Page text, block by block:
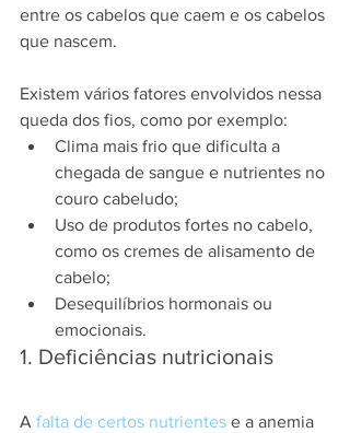
entre os cabelos que caem e os cabelos
que nascem.
Existem vários fatores envolvidos nessa
queda dos fios, como por exemplo:
Clima mais frio que dificulta a
chegada de sangue e nutrientes no
couro cabeludo;
Uso de produtos fortes no cabelo,
como os cremes de alisamento de
cabelo;
Desequilíbrios hormonais ou
emocionais.
1. Deficiências nutricionais
A falta de certos nutrientes e a anemia